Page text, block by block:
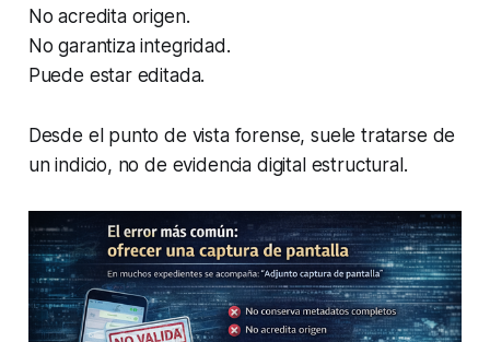
No acredita origen.
No garantiza integridad.
Puede estar editada.
Desde el punto de vista forense, suele tratarse de
un indicio, no de evidencia digital estructural.